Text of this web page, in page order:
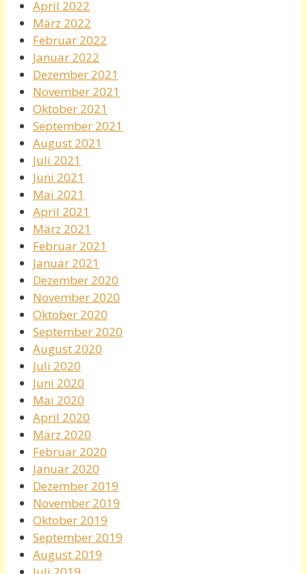
April 2022
März 2022
Februar 2022
Januar 2022
Dezember 2021
November 2021
Oktober 2021
September 2021
August 2021
Juli 2021
Juni 2021
Mai 2021
April 2021
März 2021
Februar 2021
Januar 2021
Dezember 2020
November 2020
Oktober 2020
September 2020
August 2020
Juli 2020
Juni 2020
Mai 2020
April 2020
März 2020
Februar 2020
Januar 2020
Dezember 2019
November 2019
Oktober 2019
September 2019
August 2019